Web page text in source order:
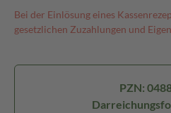
Bei der Einlösung eines
gesetzlichen Zuzahlungen und
PZN: